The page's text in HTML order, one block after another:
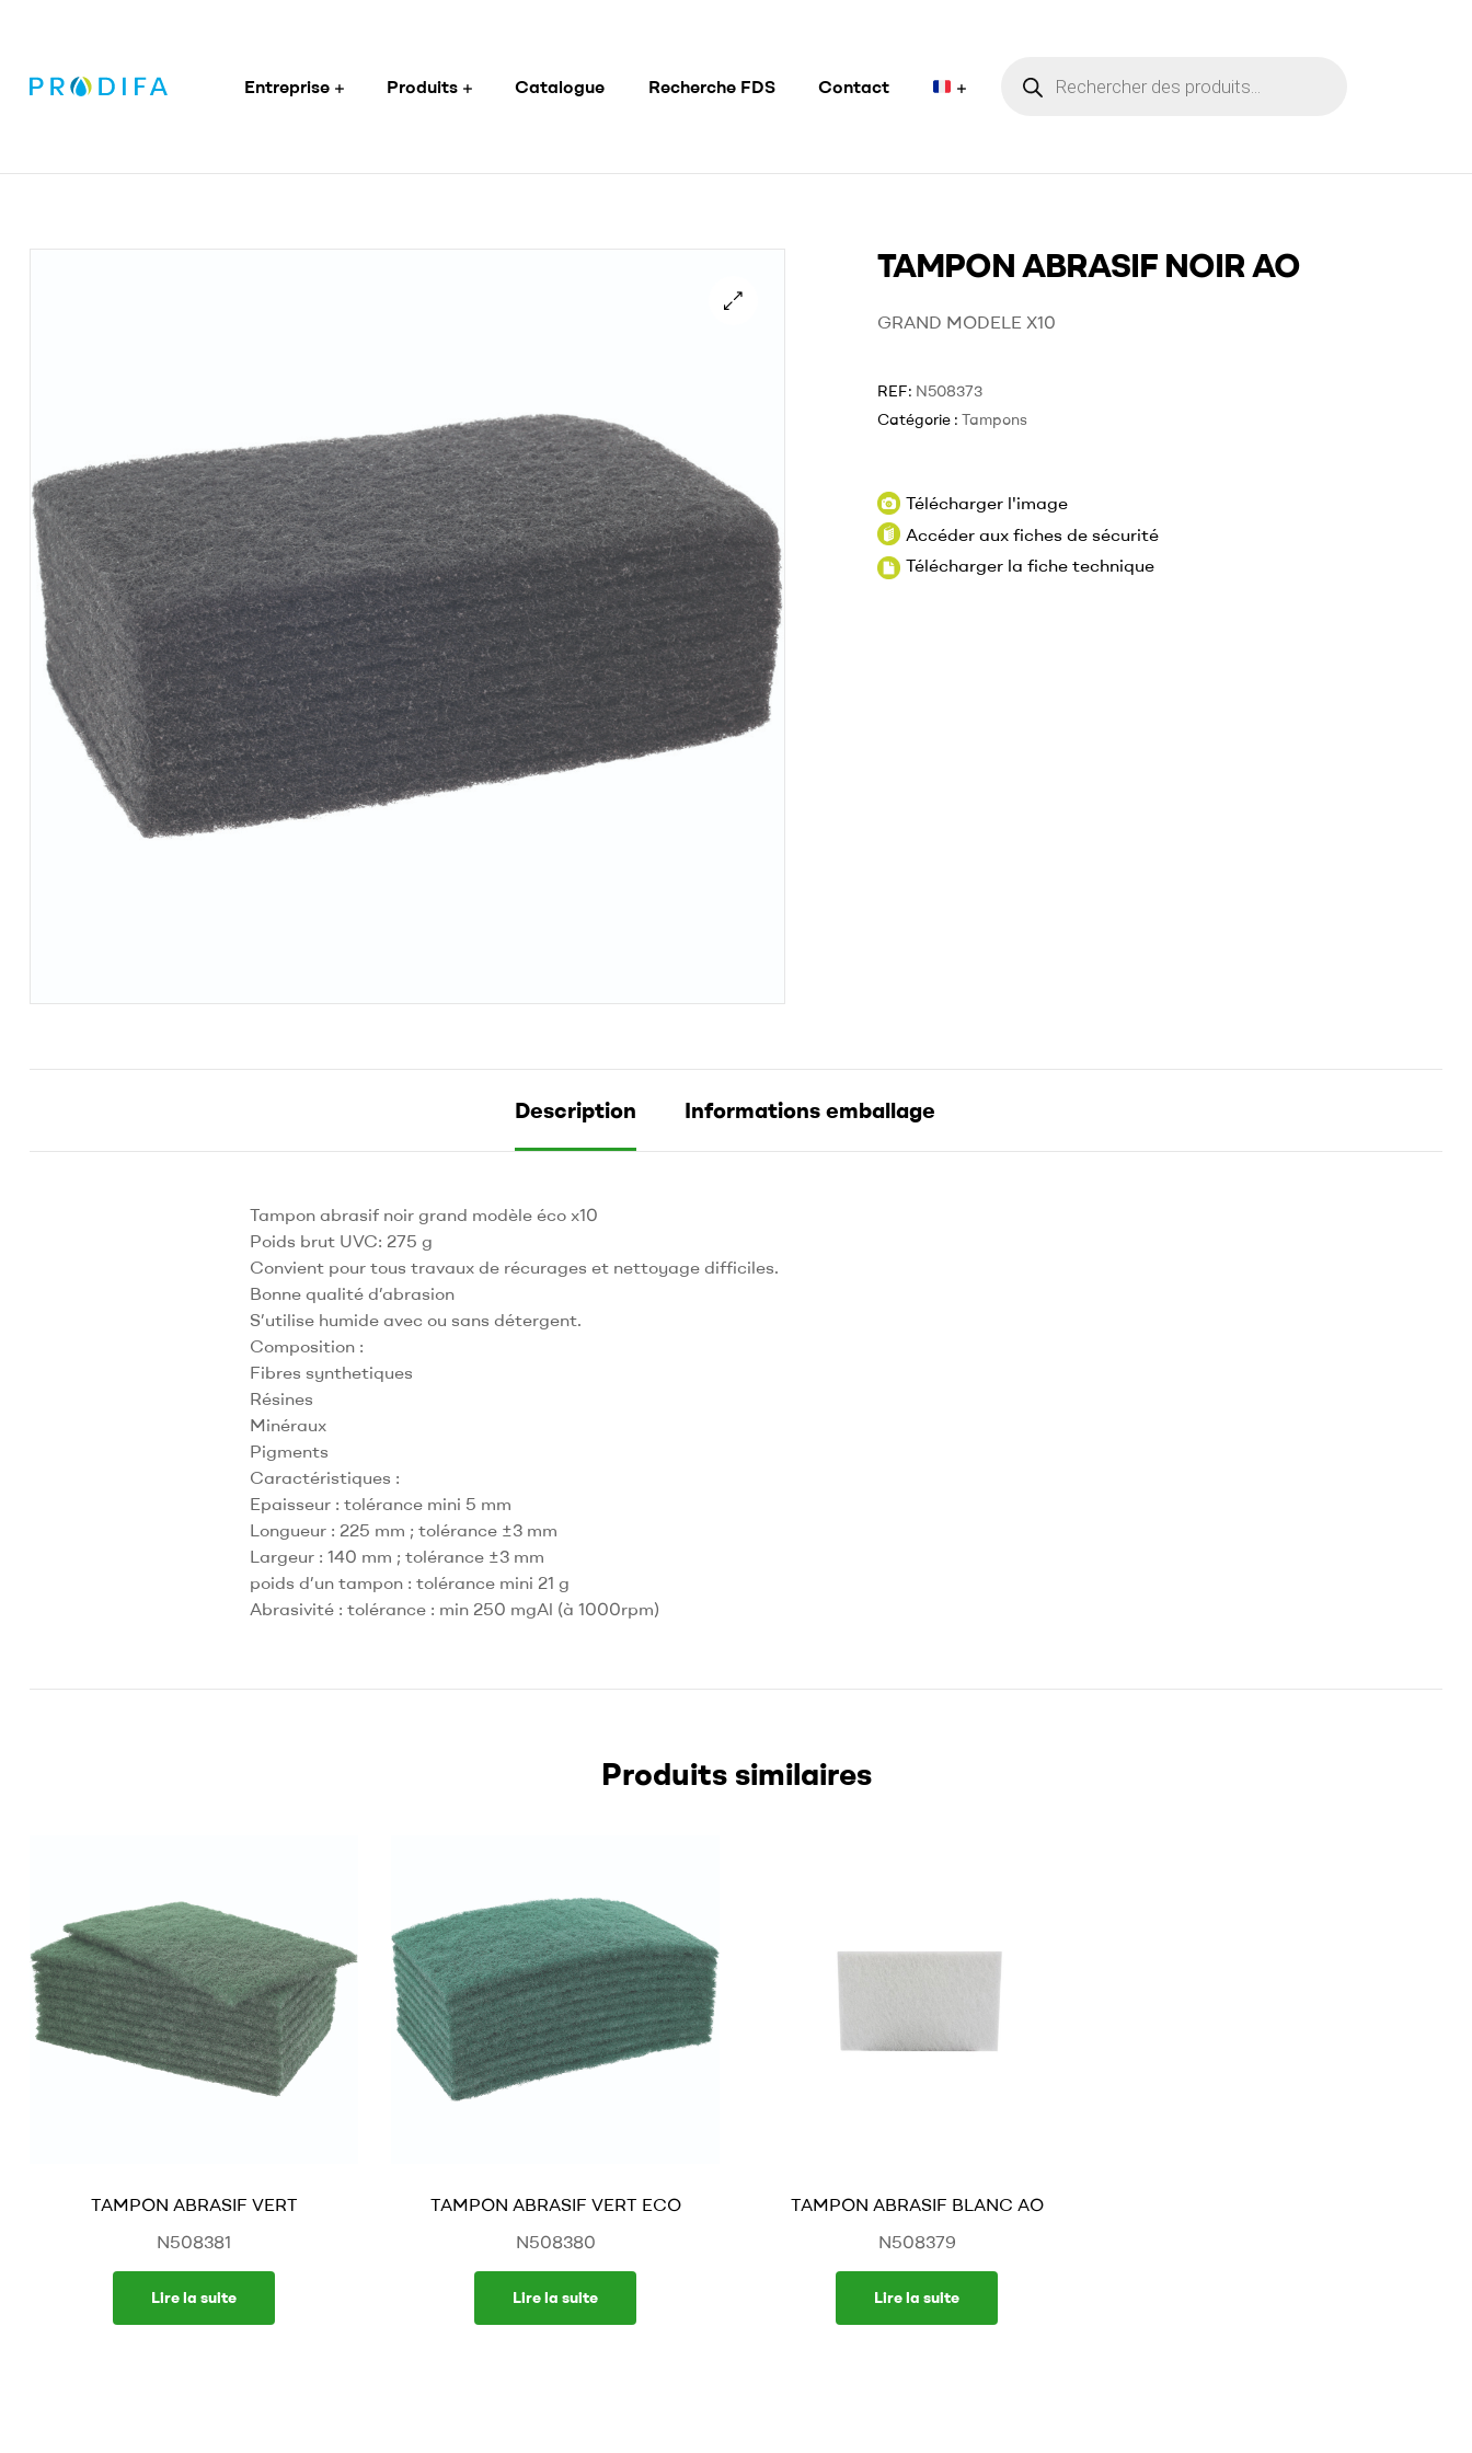
Entreprise Produits Catalogue Recherche FDS Contact
TAMPON ABRASIF NOIR AO
GRAND MODELE X10
REF: N508373
Catégorie : Tampons
Télécharger l'image
Accéder aux fiches de sécurité
Télécharger la fiche technique
Description Informations emballage
Tampon abrasif noir grand modèle éco x10
Poids brut UVC: 275 g
Convient pour tous travaux de récurages et nettoyage difficiles.
Bonne qualité d’abrasion
S’utilise humide avec ou sans détergent.
Composition :
Fibres synthetiques
Résines
Minéraux
Pigments
Caractéristiques :
Epaisseur : tolérance mini 5 mm
Longueur : 225 mm ; tolérance ±3 mm
Largeur : 140 mm ; tolérance ±3 mm
poids d’un tampon : tolérance mini 21 g
Abrasivité : tolérance : min 250 mgAl (à 1000rpm)
Produits similaires
TAMPON ABRASIF VERT
N508381
Lire la suite
TAMPON ABRASIF VERT ECO
N508380
Lire la suite
TAMPON ABRASIF BLANC AO
N508379
Lire la suite